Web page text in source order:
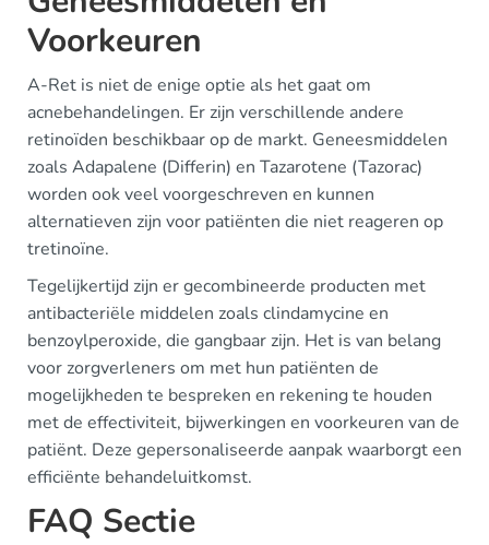
Voorkeuren
A-Ret is niet de enige optie als het gaat om
acnebehandelingen. Er zijn verschillende andere
retinoïden beschikbaar op de markt. Geneesmiddelen
zoals Adapalene (Differin) en Tazarotene (Tazorac)
worden ook veel voorgeschreven en kunnen
alternatieven zijn voor patiënten die niet reageren op
tretinoïne.
Tegelijkertijd zijn er gecombineerde producten met
antibacteriële middelen zoals clindamycine en
benzoylperoxide, die gangbaar zijn. Het is van belang
voor zorgverleners om met hun patiënten de
mogelijkheden te bespreken en rekening te houden
met de effectiviteit, bijwerkingen en voorkeuren van de
patiënt. Deze gepersonaliseerde aanpak waarborgt een
efficiënte behandeluitkomst.
FAQ Sectie